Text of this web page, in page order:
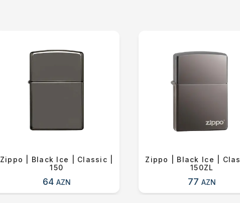
Zippo | Black Ice | Classic |
150
64 AZN
Zippo | Black Ice |
150ZL
77AZN